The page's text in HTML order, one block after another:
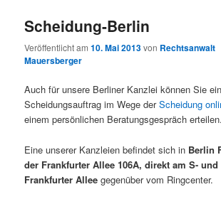
Scheidung-Berlin
Veröffentlicht am10. Mai 2013von Rechtsanwalt
Mauersberger
Auch für unsere Berliner Kanzlei können Sie
Scheidungsauftrag im Wege derScheidung
einem persönlichen Beratungsgespräch erteilen.
Eine unserer Kanzleien befindet sich in Berlin
der Frankfurter Allee 106A, direkt am S- und
Frankfurter Allee gegenüber vom Ringcenter.